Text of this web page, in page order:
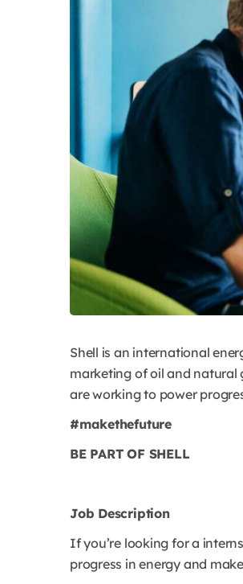
Shell is an international
marketing of oil and natural
are working to power
#makethefuture
BE PART OF SHELL
Job Description
If you’re looking for a
progress in energy and